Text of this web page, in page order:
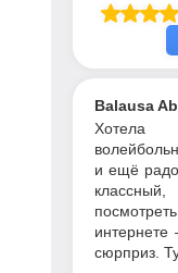
Balausa
Хотела
и ещё
сюрприз.